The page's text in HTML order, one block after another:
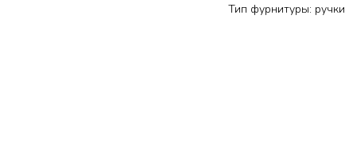
Тип фурнитуры: ручки